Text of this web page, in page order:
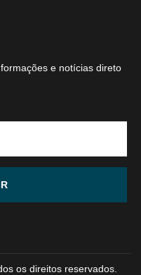
e notícias direto
os direitos reservados.